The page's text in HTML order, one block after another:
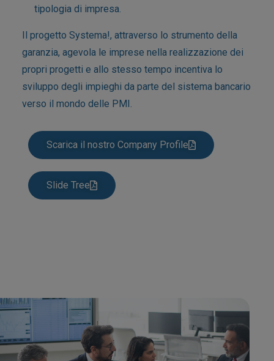
tipologia di impresa.
Il progetto Systema!, attraverso lo strumento della
garanzia, agevola le imprese nella realizzazione dei
propri progetti e allo stesso tempo incentiva lo
sviluppo degli impieghi da parte del sistema bancario
verso il mondo delle PMI.
Scarica il nostro Company Profile
Slide Tree